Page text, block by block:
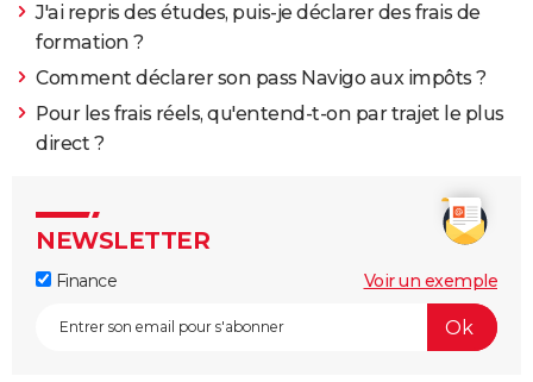
J'ai repris des études, puis-je déclarer des frais de
formation ?
Comment déclarer son pass Navigo aux impôts ?
Pour les frais réels, qu'entend-t-on par trajet le plus
direct ?
NEWSLETTER
Finance Voir un exemple